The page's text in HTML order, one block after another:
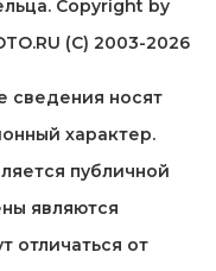
Copyright by
(C) 2003-2026
сведения носят
характер.
публичной
являются
отличаться от